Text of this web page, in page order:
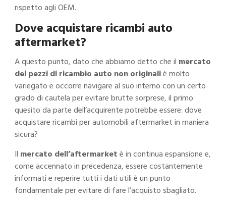
rispetto agli OEM.
Dove acquistare ricambi auto
aftermarket?
A questo punto, dato che abbiamo detto che il mercato
dei pezzi di ricambio auto non originaliè molto
variegato e occorre navigare al suo interno con un certo
grado di cautela per evitare brutte sorprese, il primo
quesito da parte dell’acquirente potrebbe essere: dove
acquistare ricambi per automobili aftermarket in maniera
sicura?
Il mercato dell’aftermarketè in continua espansione e,
come accennato in precedenza, essere costantemente
informati e reperire tutti i dati utili è un punto
fondamentale per evitare di fare l’acquisto sbagliato.